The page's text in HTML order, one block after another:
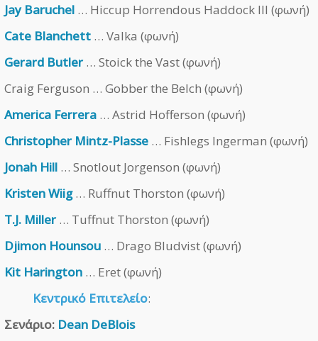
Jay Baruchel … Hiccup Horrendous Haddock III (φωνή)
Cate Blanchett … Valka (φωνή)
Gerard Butler … Stoick the Vast (φωνή)
Craig Ferguson … Gobber the Belch (φωνή)
America Ferrera … Astrid Hofferson (φωνή)
Christopher Mintz-Plasse … Fishlegs Ingerman (φωνή)
Jonah Hill … Snotlout Jorgenson (φωνή)
Kristen Wiig… Ruffnut Thorston (φωνή)
T.J. Miller … Tuffnut Thorston (φωνή)
Djimon Hounsou … Drago Bludvist (φωνή)
Kit Harington … Eret (φωνή)
Κεντρικό Επιτελείο:
Σενάριο: Dean DeBlois